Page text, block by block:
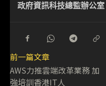
政府資訊科技總監辦公室
前一篇文章
AWS力推雲端改革業務 加
強培訓香港IT人